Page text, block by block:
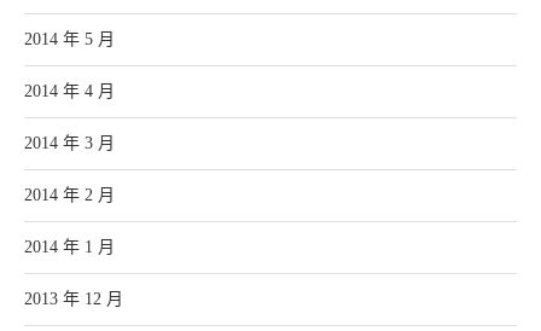
2014 年 5 月
2014 年 4 月
2014 年 3 月
2014 年 2 月
2014 年 1 月
2013 年 12 月